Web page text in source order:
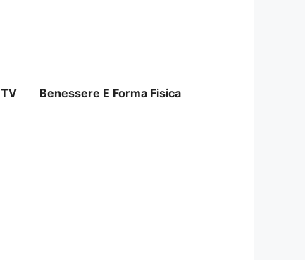
TV Benessere E Forma Fisica